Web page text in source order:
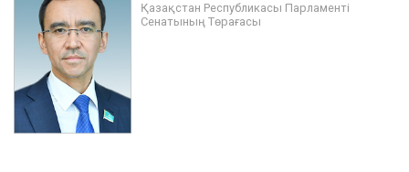
Қазақстан Республикасы Парламенті
Сенатының Төрағасы